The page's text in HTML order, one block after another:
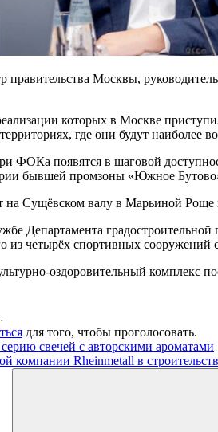
Москвы,
которых в Москве
где они будут наиболее
ФОКа появятся в шаговой
бывшей промзоны «Южное
Сущёвском валу в Марьиной Роще в
Департамента
из четырёх спортивных
оздоровительный комплекс
для того, чтобы проголосовать.
свечей с авторскими ароматами
компании Rheinmetall в